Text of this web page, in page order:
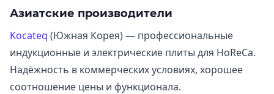
Азиатские производители
Kocateq (Южная Корея) — профессиональные
индукционные и электрические плиты для HoReCa.
Надёжность в коммерческих условиях, хорошее
соотношение цены и функционала.